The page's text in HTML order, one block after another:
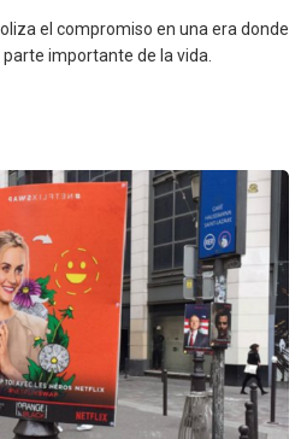
el compromiso en una era donde
importante de la vida.